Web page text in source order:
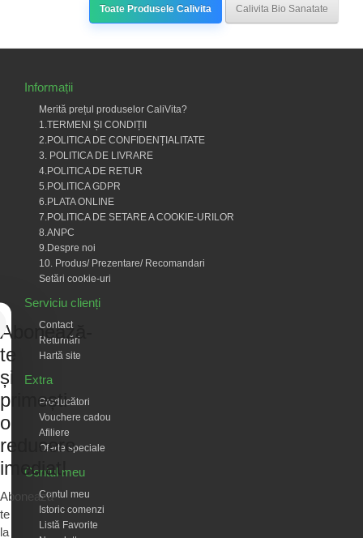
Toate Produsele Calivita Calivita Bio Sanatate
Informații
Merită prețul produselor CaliVita?
1.TERMENI ȘI CONDIȚII
2.POLITICA DE CONFIDENȚIALITATE
3. POLITICA DE LIVRARE
4.POLITICA DE RETUR
5.POLITICA GDPR
6.PLATA ONLINE
7.POLITICA DE SETARE A COOKIE-URILOR
8.ANPC
9.Despre noi
10. Produs/ Prezentare/ Recomandari
Setări cookie-uri
Serviciu clienți
Contact
Returnări
Hartă site
Extra
Producători
Vouchere cadou
Afiliere
Oferte speciale
Contul meu
Contul meu
Istoric comenzi
Listă Favorite
Abonează-
te
și
primești
o
reducere
imediat!
Abonează-
te
la